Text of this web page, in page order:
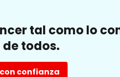
tal como lo
de todos.
confianza